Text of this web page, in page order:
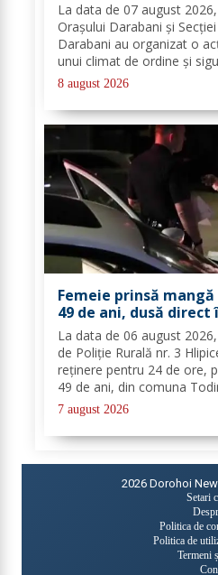
La data de 07 august
Orașului Darabani și
Darabani au organizat o
unui climat de ordine și
gradului de siguranță
antisociale, în localitatea...
8 august 2026
Femeie prinsă
49 de ani, dusă direct
La data de 06 august
de Poliție Rurală nr. 3
reținere pentru 24 de ore,
49 de ani, din comuna
comiterea infracțiunii de
influența alcoolului. În urma...
7 august 2026
2026 Dorohoi
Setari
Politica de
Politica de
Termeni